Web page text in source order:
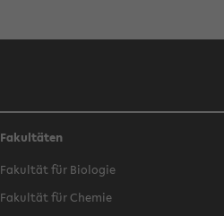
Fakultäten
Fakultät für Biologie
Fakultät für Chemie